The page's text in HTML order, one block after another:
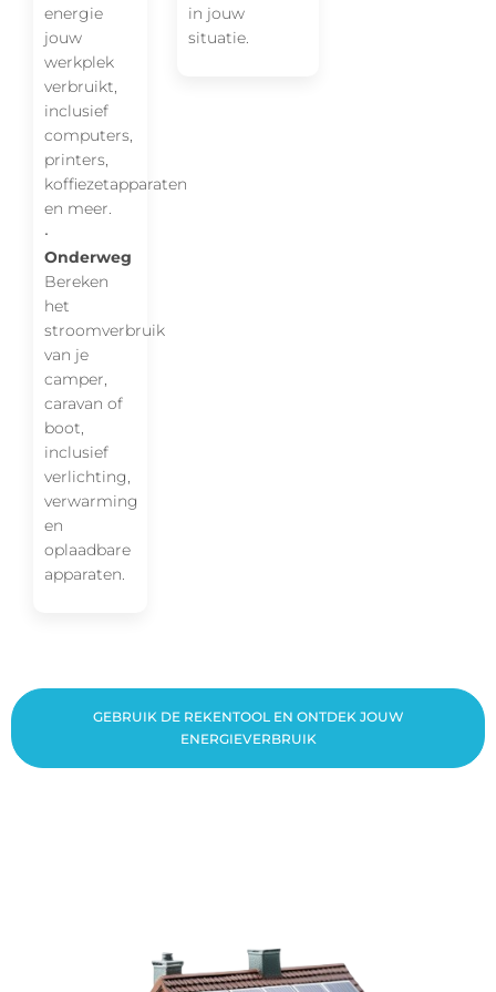
energie
jouw
werkplek
verbruikt,
inclusief
computers,
printers,
koffiezetapparaten
en meer.
•
Onderweg
Bereken
het
stroomverbruik
van je
camper,
caravan of
boot,
inclusief
verlichting,
verwarming
en
oplaadbare
apparaten.
in jouw
situatie.
GEBRUIK DE REKENTOOL EN ONTDEK JOUW
ENERGIEVERBRUIK